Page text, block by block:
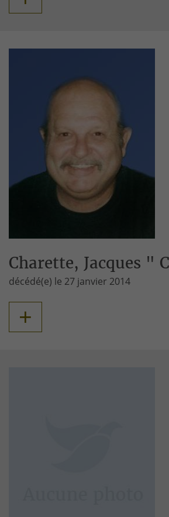
Charette, Jacques "
décédé(e) le 27 janvier 2014
+